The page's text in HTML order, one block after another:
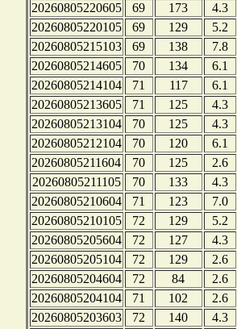
20260805220605
69 173
4.3
20260805220105
69 129
5.2
20260805215103
69 138
7.8
20260805214605
70 134
6.1
20260805214104
71 117
6.1
20260805213605
71 125
4.3
20260805213104
70 125
4.3
20260805212104
70 120
6.1
20260805211604
70 125
2.6
20260805211105
70 133
4.3
20260805210604
71 123
7.0
20260805210105
72 129
5.2
20260805205604
72 127
4.3
20260805205104
72 129
2.6
20260805204604
72 84
2.6
20260805204104
71 102
2.6
20260805203603
72 140
4.3